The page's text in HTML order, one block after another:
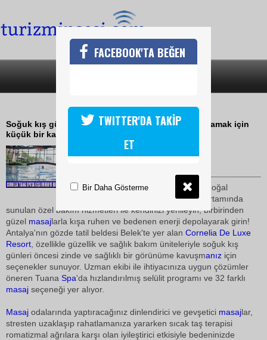
TUANA SPADA KENDİNİZİ YENİLEYİN
Soğuk kış günlerine ruhunuzu ve bedeninizi hazırlamak için
küçük bir kaçamak yapabilirsiniz.
08 Ekim 2010 / 11:00
Cornelia de Luxe Resort
'un doğal
güzellikler içindeki konforlu ortamında
sunulan özel bakım hizmetleri ile kendinizi yenileyin, birbirinden
güzel masajlarla kışa ruhen ve bedenen enerji depolayarak girin!
Antalya'nın gözde tatil beldesi Belek'te yer alan Cornelia De Luxe
Resort , özellikle güzellik ve sağlık bakım üniteleriyle soğuk kış
günleri öncesi zinde ve sağlıklı bir görünüme kavuşmanız için
seçenekler sunuyor. Uzman ekibi ile ihtiyacınıza uygun çözümler
öneren Tuana Spa'da hızlandırılmış selülit programı ve 32 farklı
masaj seçeneği yer alıyor.
Masaj odalarında yaptıracağınız dinlendirici ve gevşetici masajlar,
stresten uzaklaşıp rahatlamanıza yararken sıcak taş terapisi
romatizmal ağrılara karşı olan iyileştirici etkisiyle bedeninizde
FACEBOOK'TA BEĞEN
TWITTER'DA TAKİP
ET
Bir Daha Gösterme